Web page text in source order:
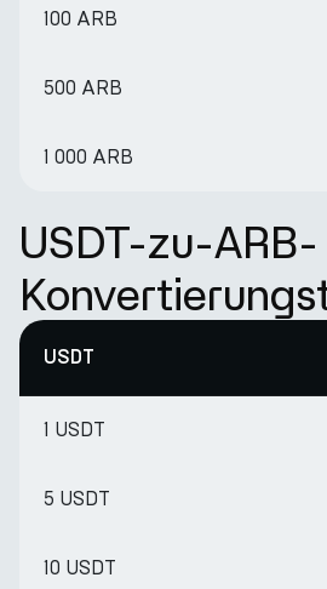
100 ARB
500 ARB
1 000 ARB
USDT-zu-ARB-
USDT
1 USDT
5 USDT
10 USDT